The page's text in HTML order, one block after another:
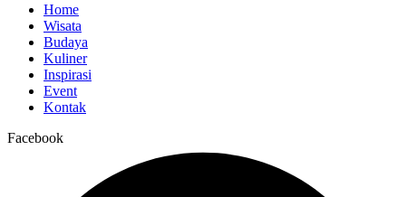
Home
Wisata
Budaya
Kuliner
Inspirasi
Event
Kontak
Facebook